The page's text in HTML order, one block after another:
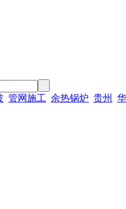
管网施工 余热锅炉 贵州